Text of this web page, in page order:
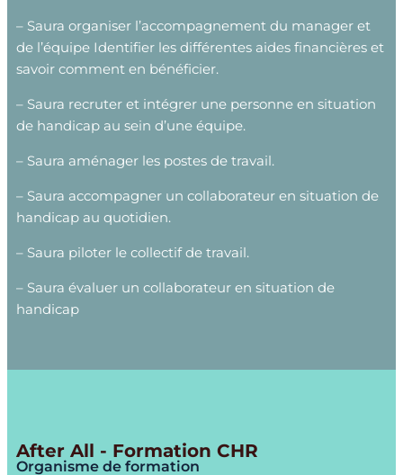
– Saura organiser l’accompagnement du manager et
de l’équipe Identifier les différentes aides financières et
savoir comment en bénéficier.
– Saura recruter et intégrer une personne en situation
de handicap au sein d’une équipe.
– Saura aménager les postes de travail.
– Saura accompagner un collaborateur en situation de
handicap au quotidien.
– Saura piloter le collectif de travail.
– Saura évaluer un collaborateur en situation de
handicap
After All - Formation CHR
Organisme de formation